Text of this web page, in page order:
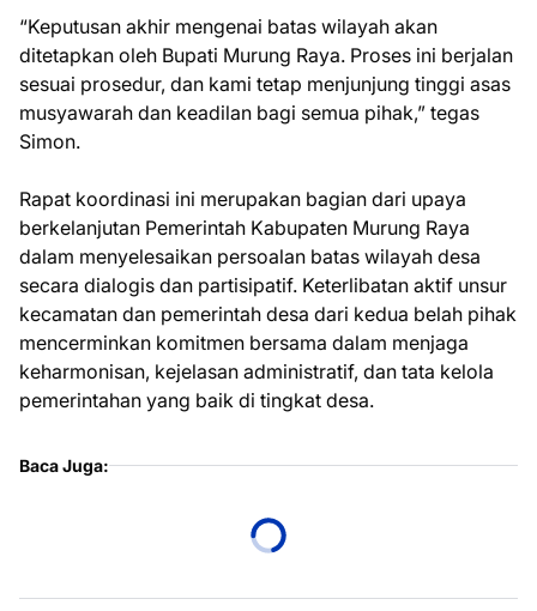
“Keputusan akhir mengenai batas wilayah akan
ditetapkan oleh Bupati Murung Raya. Proses ini berjalan
sesuai prosedur, dan kami tetap menjunjung tinggi asas
musyawarah dan keadilan bagi semua pihak,” tegas
Simon.
Rapat koordinasi ini merupakan bagian dari upaya
berkelanjutan Pemerintah Kabupaten Murung Raya
dalam menyelesaikan persoalan batas wilayah desa
secara dialogis dan partisipatif. Keterlibatan aktif unsur
kecamatan dan pemerintah desa dari kedua belah pihak
mencerminkan komitmen bersama dalam menjaga
keharmonisan, kejelasan administratif, dan tata kelola
pemerintahan yang baik di tingkat desa.
Baca Juga: